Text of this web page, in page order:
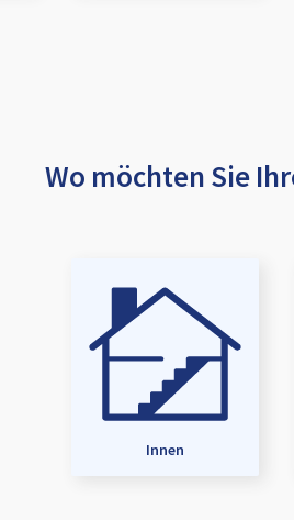
Wo möchten Sie
Innen